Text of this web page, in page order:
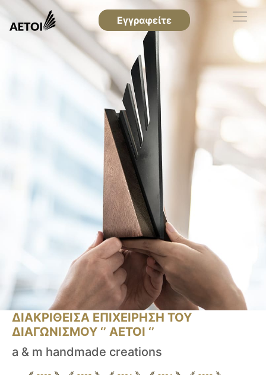
Εγγραφείτε
ΔΙΑΚΡΙΘΕΙΣΑ ΕΠΙΧΕΙΡΗΣΗ ΤΟΥ
ΔΙΑΓΩΝΙΣΜΟΥ ‘’ ΑΕΤΟΙ ‘’
a & m handmade creations